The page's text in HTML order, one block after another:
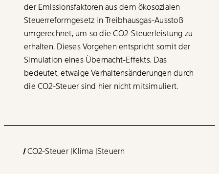
der Emissionsfaktoren aus dem ökosozialen
Steuerreformgesetz in Treibhausgas-Ausstoß
umgerechnet, um so die CO2-Steuerleistung zu
erhalten. Dieses Vorgehen entspricht somit der
Simulation eines Übernacht-Effekts. Das
bedeutet, etwaige Verhaltensänderungen durch
dieCO2-Steuer sind hier nicht mitsimuliert.
CO2-Steuer Klima Steuern